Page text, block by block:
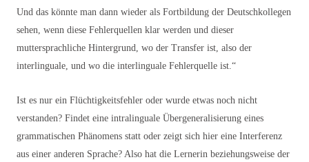
Und das könnte man dann wieder als Fortbildung der Deutschkollegen
sehen, wenn diese Fehlerquellen klar werden und dieser
muttersprachliche Hintergrund, wo der Transfer ist, also der
interlinguale, und wo die interlinguale Fehlerquelle ist.“
Ist es nur ein Flüchtigkeitsfehler oder wurde etwas noch nicht
verstanden? Findet eine intralinguale Übergeneralisierung eines
grammatischen Phänomens statt oder zeigt sich hier eine Interferenz
aus einer anderen Sprache? Also hat die Lernerin beziehungsweise der